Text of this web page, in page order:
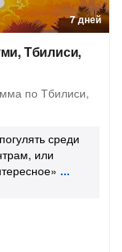
7 дней
Тбилиси,
по Тбилиси,
среди
или